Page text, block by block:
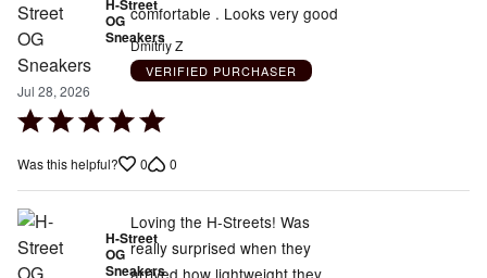
H-Street
OG
Sneakers
Jul 28, 2026
Rated
out
of
5
comfortable . Looks very good
Dmitriy Z
VERIFIED PURCHASER
Was this helpful? 0 0
H-Street
OG
Sneakers
Loving the H-Streets! Was
really surprised when they
arrived how lightweight they